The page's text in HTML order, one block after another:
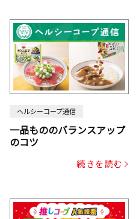
ヘルシーコープ通信
一品もののバランスアップ
のコツ
続きを読む